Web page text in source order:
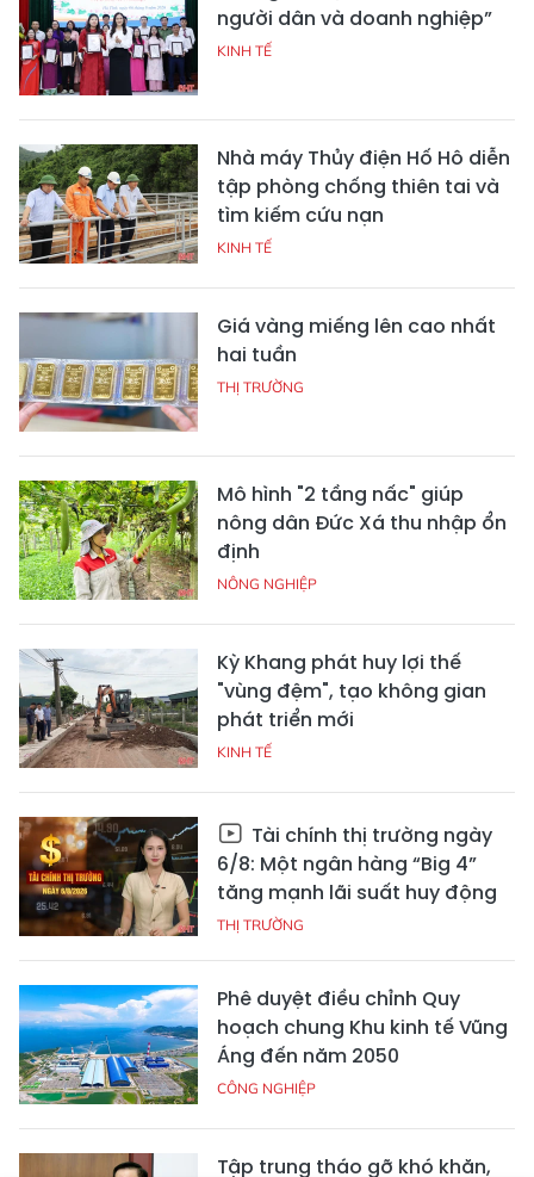
người dân và doanh nghiệp”
KINH TẾ
Nhà máy Thủy điện Hố Hô diễn
tập phòng chống thiên tai và
tìm kiếm cứu nạn
KINH TẾ
Giá vàng miếng lên cao nhất
hai tuần
THỊ TRƯỜNG
Mô hình "2 tầng nấc" giúp
nông dân Đức Xá thu nhập ổn
định
NÔNG NGHIỆP
Kỳ Khang phát huy lợi thế
"vùng đệm", tạo không gian
phát triển mới
KINH TẾ
Tài chính thị trường ngày
6/8: Một ngân hàng “Big 4”
tăng mạnh lãi suất huy động
THỊ TRƯỜNG
Phê duyệt điều chỉnh Quy
hoạch chung Khu kinh tế Vũng
Áng đến năm 2050
CÔNG NGHIỆP
Tập trung tháo gỡ khó khăn,